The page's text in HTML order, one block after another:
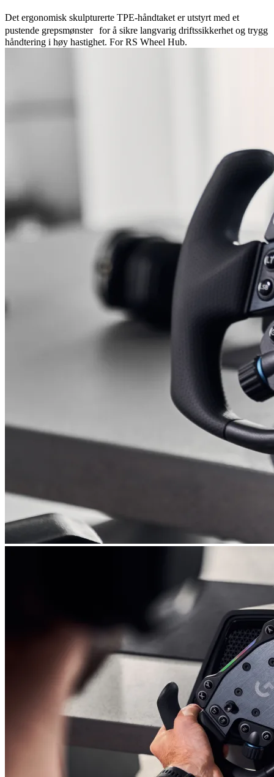
Det ergonomisk skulpturerte TPE-håndtaket er utstyrt med et
pustende grepsmønster for å sikre langvarig driftssikkerhet og trygg
håndtering i høy hastighet. For RS Wheel Hub.